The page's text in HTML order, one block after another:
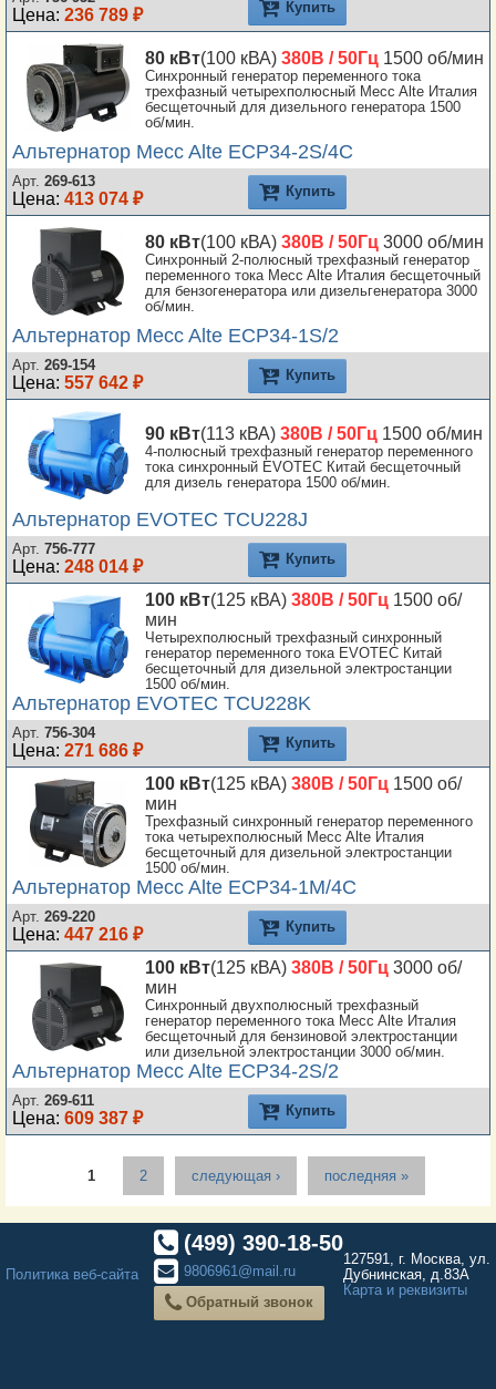
Цена: 236 789 ₽ Купить
80 кВт(100 кВА) 380В / 50Гц 1500 об/мин
Синхронный генератор переменного тока
трехфазный четырехполюсный Mecc Alte Италия
бесщеточный для дизельного генератора 1500
об/мин.
Альтернатор Mecc Alte ECP34-2S/4C
Арт. 269-613
Цена: 413 074 ₽ Купить
80 кВт(100 кВА) 380В / 50Гц 3000 об/мин
Синхронный 2-полюсный трехфазный генератор
переменного тока Mecc Alte Италия бесщеточный
для бензогенератора или дизельгенератора 3000
об/мин.
Альтернатор Mecc Alte ECP34-1S/2
Арт. 269-154
Цена: 557 642 ₽ Купить
90 кВт(113 кВА) 380В / 50Гц 1500 об/мин
4-полюсный трехфазный генератор переменного
тока синхронный EVOTEC Китай бесщеточный
для дизель генератора 1500 об/мин.
Альтернатор EVOTEC TCU228J
Арт. 756-777
Цена: 248 014 ₽ Купить
100 кВт(125 кВА) 380В / 50Гц 1500 об/
мин
Четырехполюсный трехфазный синхронный
генератор переменного тока EVOTEC Китай
бесщеточный для дизельной электростанции
1500 об/мин.
Альтернатор EVOTEC TCU228K
Арт. 756-304
Цена: 271 686 ₽ Купить
100 кВт(125 кВА) 380В / 50Гц 1500 об/
мин
Трехфазный синхронный генератор переменного
тока четырехполюсный Mecc Alte Италия
бесщеточный для дизельной электростанции
1500 об/мин.
Альтернатор Mecc Alte ECP34-1M/4C
Арт. 269-220
Цена: 447 216 ₽ Купить
100 кВт(125 кВА) 380В / 50Гц 3000 об/
мин
Синхронный двухполюсный трехфазный
генератор переменного тока Mecc Alte Италия
бесщеточный для бензиновой электростанции
или дизельной электростанции 3000 об/мин.
Альтернатор Mecc Alte ECP34-2S/2
Арт. 269-611
Цена: 609 387 ₽ Купить
Страницы
1 2 следующая › последняя »
Политика веб-сайта
(499) 390-18-50
9806961@mail.ru
Обратный звонок
127591, г. Москва, ул.
Дубнинская, д.83А
Карта и реквизиты